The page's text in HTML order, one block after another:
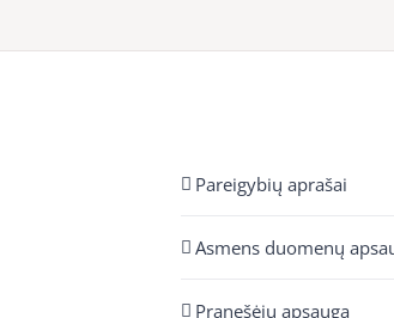
Pareigybių aprašai
Asmens duomenų
Pranešėjų apsauga